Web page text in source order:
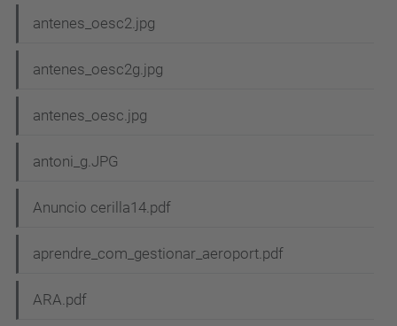
antenes_oesc2.jpg
antenes_oesc2g.jpg
antenes_oesc.jpg
antoni_g.JPG
Anuncio cerilla14.pdf
aprendre_com_gestionar_aeroport.pdf
ARA.pdf